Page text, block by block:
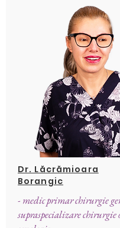
Dr. Lăcrămioara
Borangic
- medic primar chirurgie
supraspecializare chirurgie